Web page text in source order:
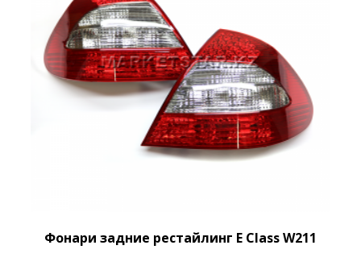
Фонари задние рестайлинг E Class W211